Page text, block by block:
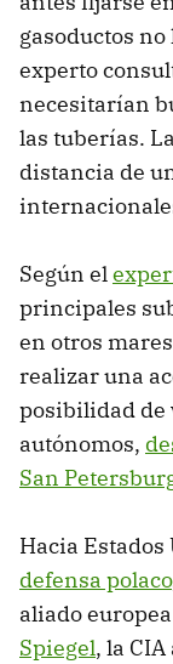
gasoductos
experto
necesitarían
las tuberías.
distancia de
Según el
principales
en otros
realizar una
posibilidad de
autónomos,
San
Hacia Estados
defensa polaco
aliado
Spiegel, la